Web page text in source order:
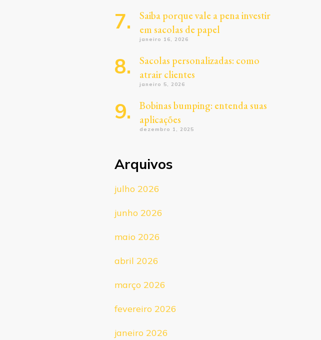
Saiba porque vale a pena investir
em sacolas de papel
janeiro 16, 2026
Sacolas personalizadas: como
atrair clientes
janeiro 5, 2026
Bobinas bumping: entenda suas
aplicações
dezembro 1, 2025
Arquivos
julho 2026
junho 2026
maio 2026
abril 2026
março 2026
fevereiro 2026
janeiro 2026